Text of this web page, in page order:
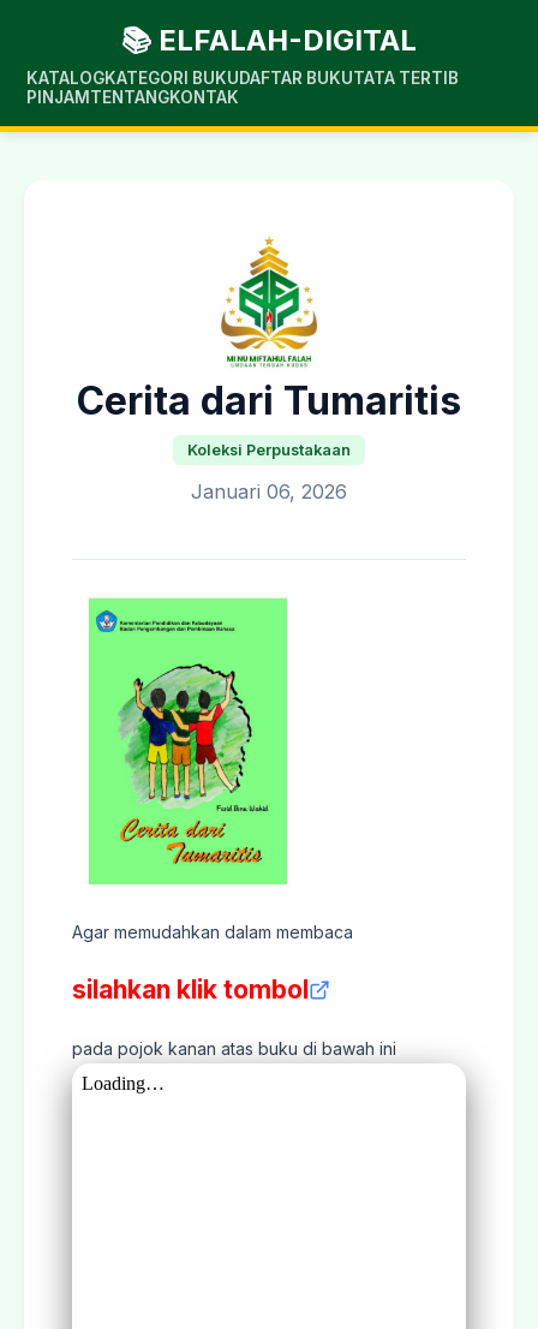
📚 ELFALAH-DIGITAL
KATALOGKATEGORI BUKUDAFTAR BUKUTATA TERTIB
PINJAM TENTANGKONTAK
Cerita dari Tumaritis
Koleksi Perpustakaan
Januari 06, 2026
Agar memudahkan dalam membaca
silahkan klik tombol
pada pojok kanan atas buku di bawah ini